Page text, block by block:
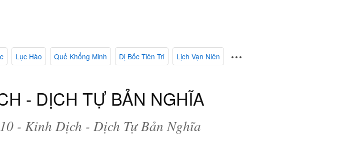
Lục Hào Quẻ Khổng Minh Dị Bốc Tiên Tri
Lịch Vạn Niên
- DỊCH TỰ BẢN NGHĨA
- Kinh Dịch - Dịch Tự Bản Nghĩa